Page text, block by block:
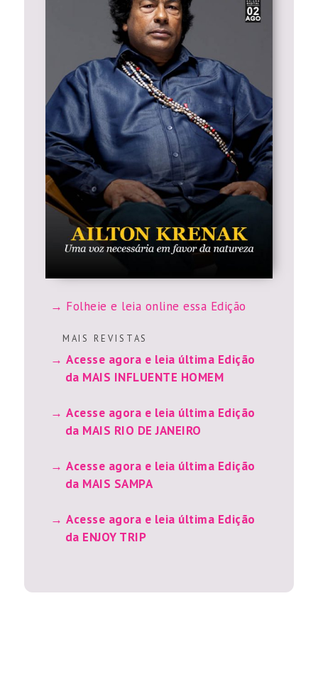
Folheie e leia online essa Edição
M A I S R E V I S T A S
Acesse agora e leia última Edição
da MAIS INFLUENTE HOMEM
Acesse agora e leia última Edição
da MAIS RIO DE JANEIRO
Acesse agora e leia última Edição
da MAIS SAMPA
Acesse agora e leia última Edição
da ENJOY TRIP